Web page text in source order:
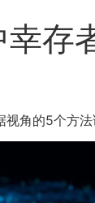
角的5个方